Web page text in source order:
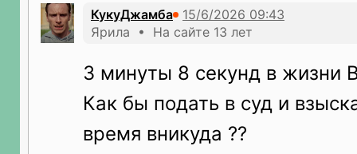
КукуДжамба
Ярила • На сайте 13 лет
3 минуты 8 секунд в жизни
Как бы подать в суд и
время вникуда ??